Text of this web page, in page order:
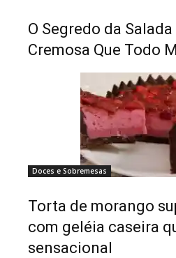
O Segredo da
Cremosa Que Todo
Doces e Sobremesas
Torta de morango
com geléia caseira
sensacional